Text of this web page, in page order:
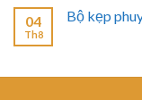
04
Th8
Bộ kẹp